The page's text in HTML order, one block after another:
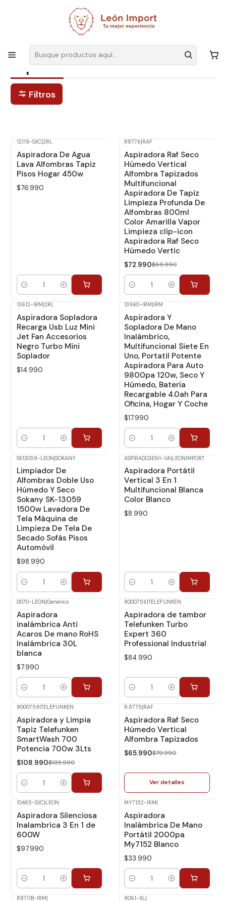
Envíos GRATIS
Electrodomésticos Aspiradora
Aspiradora
Filtros
12119-SXC| 2RL
Aspiradora De Agua
Lava Alfombras Tapiz
Pisos Hogar 450w
$76.990
Cantidad
-19% Dcto.
R8776 RAF
Aspiradora Raf Seco
Húmedo Vertical
Alfombra Tapizados
Multifuncional
Aspiradora De Tapiz
Limpieza Profunda De
Alfombras 800ml
Color Amarilla Vapor
Limpieza clip-icon
Aspiradora Raf Seco
Húmedo Vertic
$72.990$89.990
Cantidad
13612-IRM 2RL
Aspiradora Sopladora
Recarga Usb Luz Mini
Jet Fan Accesorios
Negro Turbo Mini
Soplador
$14.990
Cantidad
13960-IRM IRM
Aspiradora Y
Sopladora De Mano
Inalámbrico,
Multifuncional Siete En
Uno, Portatil Potente
Aspiradora Para Auto
9800pa 120w, Seco Y
Húmedo, Batería
Recargable 4.0ah Para
Oficina, Hogar Y Coche
$17.990
Cantidad
SK13059-LEON|SOKANY
Limpiador De
Alfombras Doble Uso
Húmedo Y Seco
Sokany SK-13059
1500w Lavadora De
Tela Máquina de
Limpieza De Tela De
Secado Sofás Pisos
Automóvil
$98.990
Cantidad
ASPIRADO3EN1-VA|LEONIMPORT
Aspiradora Portátil
Vertical 3 En 1
Multifuncional Blanca
Color Blanco
$8.990
Cantidad
0070-LEON|Generico
Aspiradora
inalámbrica Anti
Acaros De mano RoHS
Inalámbrica 30L
blanca
$7.990
Cantidad
8000756|TELEFUNKEN
Aspiradora de tambor
Telefunken Turbo
Expert 360
Professional Industrial
$84.990
Cantidad
8000759|TELEFUNKEN
Aspiradora y Limpia
Tapiz Telefunken
SmartWash 700
Potencia 700w 3Lts
$108.990$139.990
Cantidad
No disponible
R.8775|RAF
Aspiradora Raf Seco
Húmedo Vertical
Alfombra Tapizados
$65.990$79.990
Ver detalles
10465-SXC|LEON
Aspiradora Silenciosa
Inalambrica 3 En 1 de
600W
$97.990
Cantidad
MY7152-IRM|
Aspiradora
Inalámbrica De Mano
Portátil 2000pa
My7152 Blanco
$33.990
Cantidad
R8711B-IRM| 8061-XL|